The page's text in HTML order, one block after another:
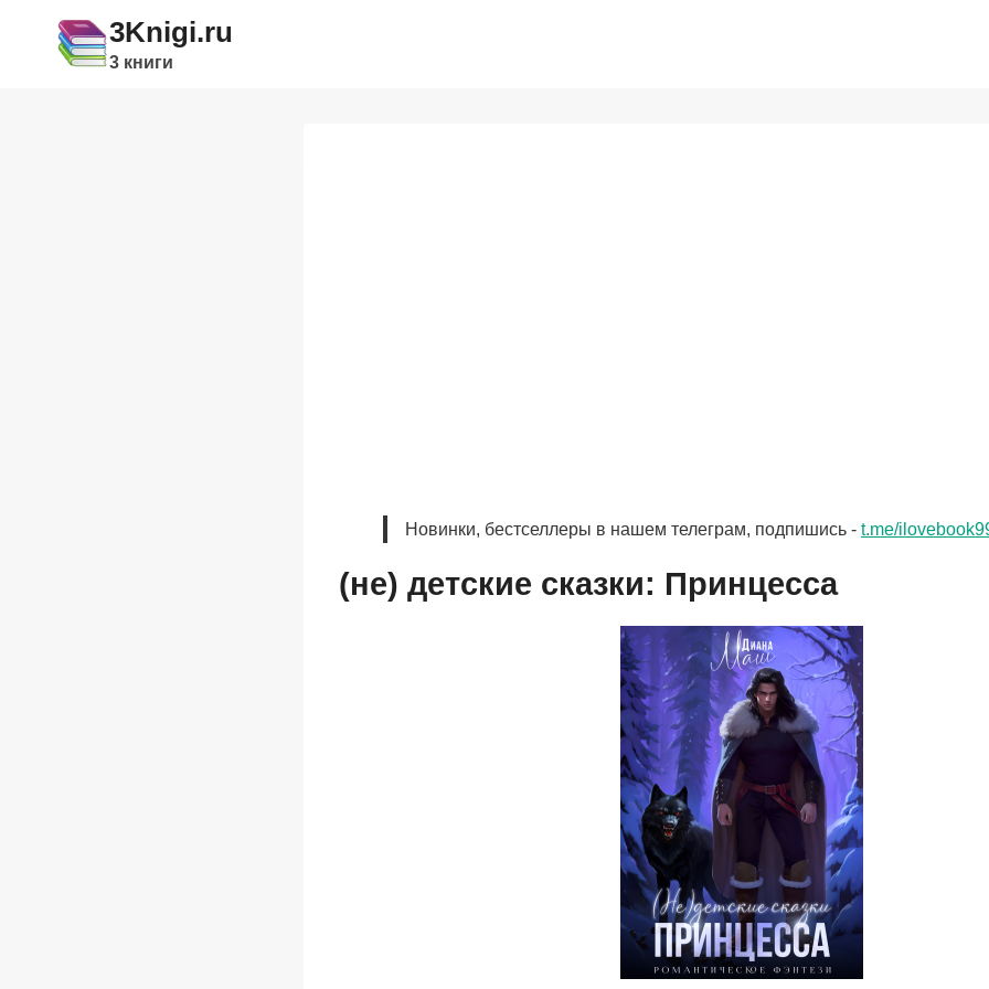
содержимому
3Knigi.ru
3 книги
Новинки, бестселлеры в нашем телеграм, подпишись - t.me/
(не) детские сказки: Принцесса